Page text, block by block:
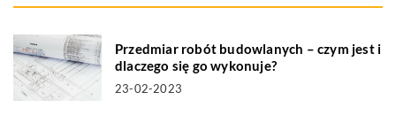
Przedmiar robót budowlanych – czym jest i
dlaczego się go wykonuje?
23-02-2023